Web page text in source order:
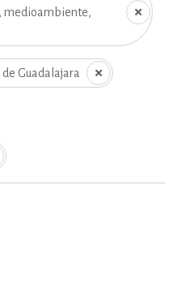
medioambiente,
Guadalajara